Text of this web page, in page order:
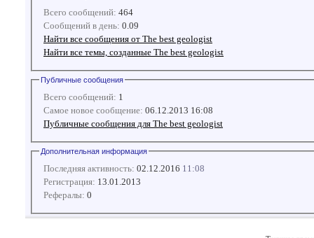
Всего сообщений: 464
Сообщений в день: 0.09
Найти все сообщения от The best geologist
Найти все темы, созданные The best geologist
Публичные сообщения
Всего сообщений: 1
Самое новое сообщение: 06.12.2013 16:08
Публичные сообщения для The best geologist
Дополнительная информация
Последняя активность: 02.12.2016 11:08
Регистрация: 13.01.2013
Рефералы: 0